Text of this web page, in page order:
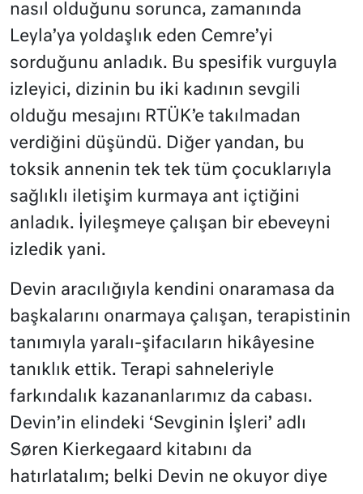
nasıl olduğunu sorunca, zamanında
Leyla’ya yoldaşlık eden Cemre’yi
sorduğunu anladık. Bu spesifik vurguyla
izleyici, dizinin bu iki kadının sevgili
olduğu mesajını RTÜK’e takılmadan
verdiğini düşündü. Diğer yandan, bu
toksik annenin tek tek tüm çocuklarıyla
sağlıklı iletişim kurmaya ant içtiğini
anladık. İyileşmeye çalışan bir ebeveyni
izledik yani.
Devin aracılığıyla kendini onaramasa da
başkalarını onarmaya çalışan, terapistinin
tanımıyla yaralı-şifacıların hikâyesine
tanıklık ettik. Terapi sahneleriyle
farkındalık kazananlarımız da cabası.
Devin’in elindeki ‘Sevginin İşleri’ adlı
Søren Kierkegaard kitabını da
hatırlatalım; belki Devin ne okuyor diye